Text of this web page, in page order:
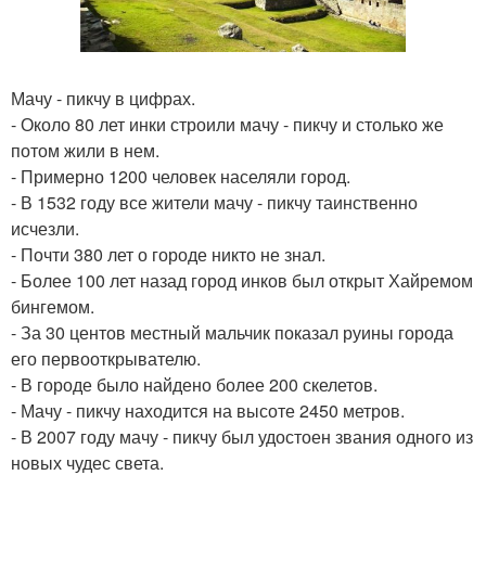
Мачу - пикчу в цифрах.
- Около 80 лет инки строили мачу - пикчу и столько же
потом жили в нем.
- Примерно 1200 человек населяли город.
- В 1532 году все жители мачу - пикчу таинственно
исчезли.
- Почти 380 лет о городе никто не знал.
- Более 100 лет назад город инков был открыт Хайремом
бингемом.
- За 30 центов местный мальчик показал руины города
его первооткрывателю.
- В городе было найдено более 200 скелетов.
- Мачу - пикчу находится на высоте 2450 метров.
- В 2007 году мачу - пикчу был удостоен звания одного из
новых чудес света.